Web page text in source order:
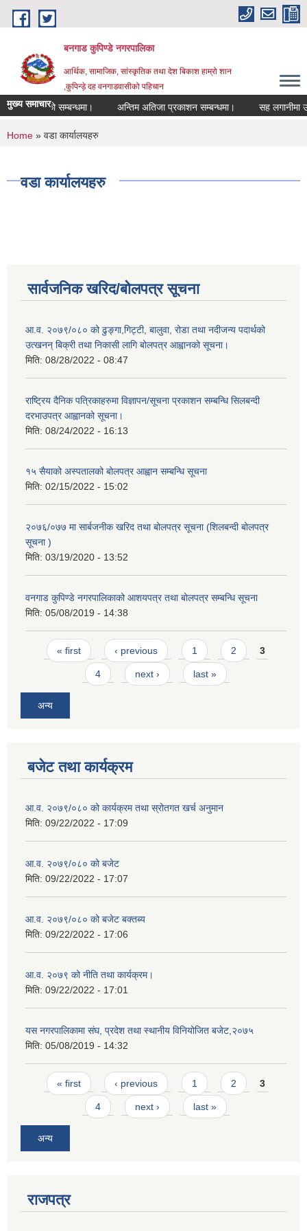
Skip to main content
बनगाड कुपिण्डे नगरपालिका
आर्थिक, सामाजिक, सांस्कृतिक तथा देश बिकाश हाम्रो शान
,कुपिन्ड़े दह वनगाडवासीको पहिचान
मुख्य समाचार
रद्द गरिएको सम्बन्धमा। अन्तिम अतिजा प्रकाशन सम्बन्धमा। सह लगानीमा उच्च
You are here
Home » वडा कार्यालयहरु
वडा कार्यालयहरु
सार्वजनिक खरिद/बोलपत्र सूचना
आ.व. २०७९/०८० को ढुङ्गा,गिट्टी, बालुवा, रोडा तथा नदीजन्य पदार्थको
उत्खनन् बिक्री तथा निकासी लागि बोलपत्र आह्वानको सूचना।
मिति: 08/28/2022 - 08:47
राष्ट्रिय दैनिक पत्रिकाहरुमा विज्ञापन/सूचना प्रकाशन सम्बन्धि सिलबन्दी
दरभाउपत्र आह्वानको सूचना।
मिति: 08/24/2022 - 16:13
१५ सैयाको अस्पतालको बोलपत्र आह्वान सम्बन्धि सूचना
मिति: 02/15/2022 - 15:02
२०७६/०७७ मा सार्बजनीक खरिद तथा बोलपत्र सूचना (शिलबन्दी बोलपत्र
सूचना )
मिति: 03/19/2020 - 13:52
वनगाड कुपिण्डे नगरपालिकाको आशयपत्र तथा बोलपत्र सम्बन्धि सूचना
मिति: 05/08/2019 - 14:38
Pages
« first ‹ previous 1 2 3
4 next › last »
अन्य
बजेट तथा कार्यक्रम
आ.व. २०७९/०८० को कार्यक्रम तथा स्रोतगत खर्च अनुमान
मिति: 09/22/2022 - 17:09
आ.व. २०७९/०८० को बजेट
मिति: 09/22/2022 - 17:07
आ.व. २०७९/०८० को बजेट बक्तब्य
मिति: 09/22/2022 - 17:06
आ.व. २०७९ को नीति तथा कार्यक्रम।
मिति: 09/22/2022 - 17:01
यस नगरपालिकामा संघ, प्रदेश तथा स्थानीय विनियोजित बजेट,२०७५
मिति: 05/08/2019 - 14:32
Pages
« first ‹ previous 1 2 3
4 next › last »
अन्य
राजपत्र